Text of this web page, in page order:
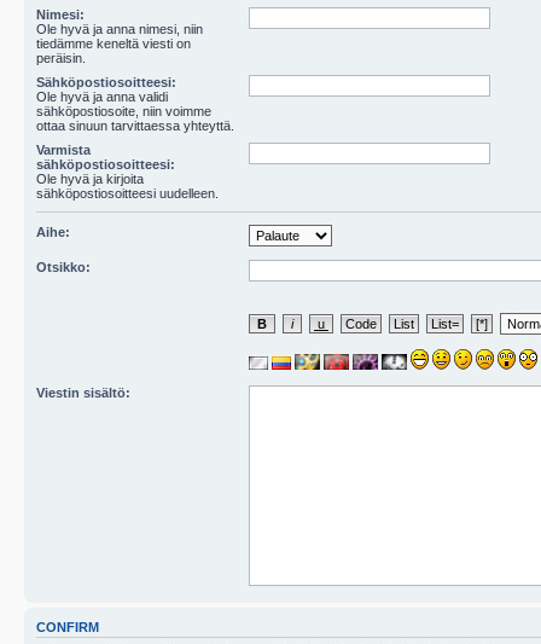
Nimesi:
Ole hyvä ja anna nimesi, niin
tiedämme keneltä viesti on
peräisin.
Sähköpostiosoitteesi:
Ole hyvä ja anna validi
sähköpostiosoite, niin voimme
ottaa sinuun tarvittaessa yhteyttä.
Varmista
sähköpostiosoitteesi:
Ole hyvä ja kirjoita
sähköpostiosoitteesi uudelleen.
Aihe:
Otsikko:
Viestin sisältö:
CONFIRM